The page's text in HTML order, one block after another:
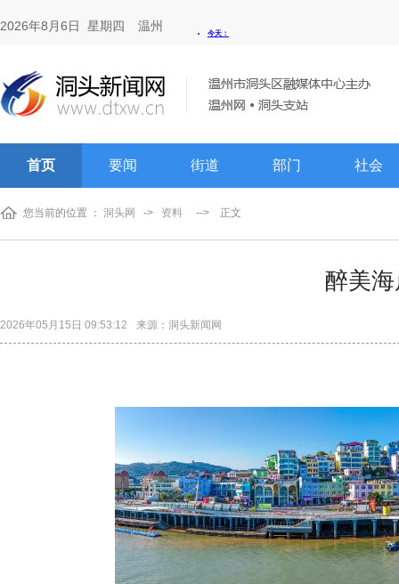
2026年8月6日 星期四 温州
首页 要闻 街道 部门 社会
您当前的位置 ： 洞头网 -> 资料 --> 正文
醉美
2026年05月15日 09:53:12 来源：洞头新闻网